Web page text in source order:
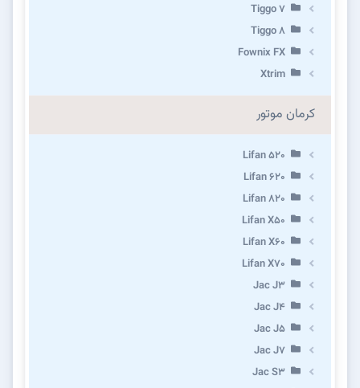
Tiggo 7
Tiggo 8
Fownix FX
Xtrim
کرمان موتور
Lifan 520
Lifan 620
Lifan 820
Lifan X50
Lifan X60
Lifan X70
Jac J3
Jac J4
Jac J5
Jac J7
Jac S3